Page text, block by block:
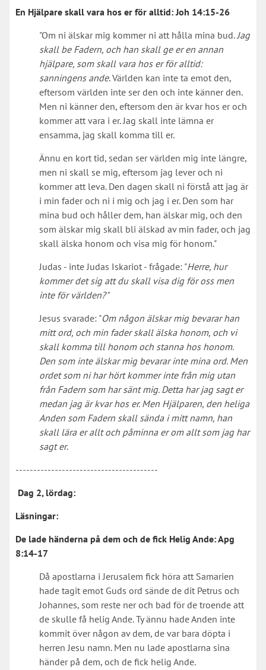
En Hjälpare skall vara hos er för alltid:Joh 14:15-26
"Om ni älskar mig kommer ni att hålla mina bud.Jag
skall be Fadern, och han skall ge er en annan
hjälpare, som skall vara hos er för alltid:
sanningens ande. Världen kan inte ta emot den,
eftersom världen inte ser den och inte känner den.
Men ni känner den, eftersom den är kvar hos er och
kommer att vara i er. Jag skall inte lämna er
ensamma, jag skall komma till er.
Ännu en kort tid, sedan ser världen mig inte längre,
men ni skall se mig, eftersom jag lever och ni
kommer att leva. Den dagen skall ni förstå att jag är
i min fader och ni i mig och jag i er. Den som har
mina bud och håller dem, han älskar mig, och den
som älskar mig skall bli älskad av min fader, och jag
skall älska honom och visa mig för honom."
Judas - inte Judas Iskariot - frågade: "Herre, hur
kommer det sig att du skall visa dig för oss men
inte för världen?"
Jesus svarade: "Om någon älskar mig bevarar han
mitt ord, och min fader skall älska honom, och vi
skall komma till honom och stanna hos honom.
Den som inte älskar mig bevarar inte mina ord. Men
ordet som ni har hört kommer inte från mig utan
från Fadern som har sänt mig. Detta har jag sagt er
medan jag är kvar hos er. Men Hjälparen, den heliga
Anden som Fadern skall sända i mitt namn, han
skall lära er allt och påminna er om allt som jag har
sagt er.
----------------------------------------
Dag 2, lördag:
Läsningar:
De lade händerna på dem och de fick Helig Ande:Apg
8:14-17
Då apostlarna i Jerusalem fick höra att Samarien
hade tagit emot Guds ord sände de dit Petrus och
Johannes, som reste ner och bad för de troende att
de skulle få helig Ande. Ty ännu hade Anden inte
kommit över någon av dem, de var bara döpta i
herren Jesu namn. Men nu lade apostlarna sina
händer på dem, och de fick helig Ande.